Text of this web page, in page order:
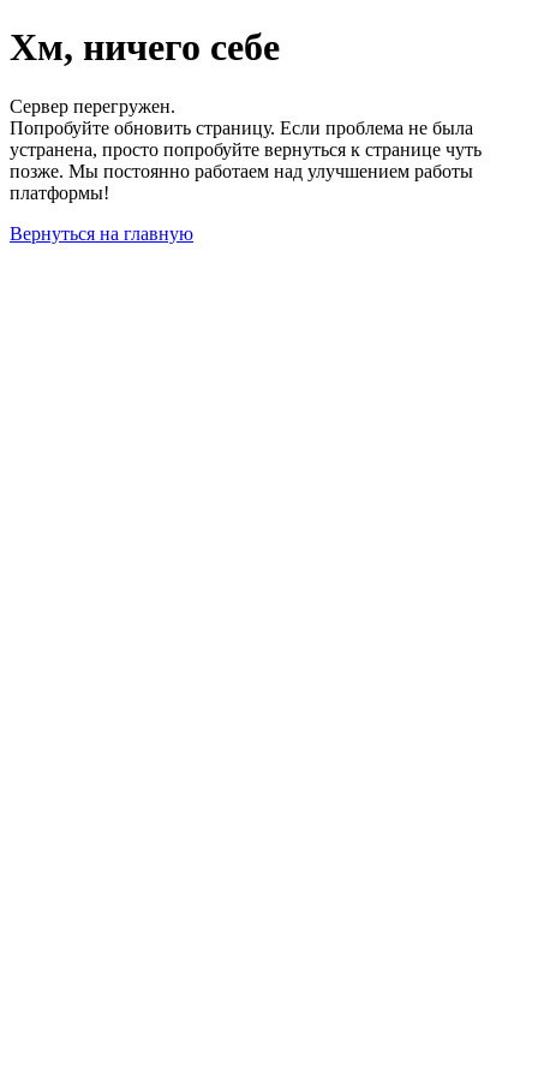
Хм, ничего себе
Сервер перегружен.
Попробуйте обновить страницу. Если проблема не была
устранена, просто попробуйте вернуться к странице чуть
позже. Мы постоянно работаем над улучшением работы
платформы!
Вернуться на главную